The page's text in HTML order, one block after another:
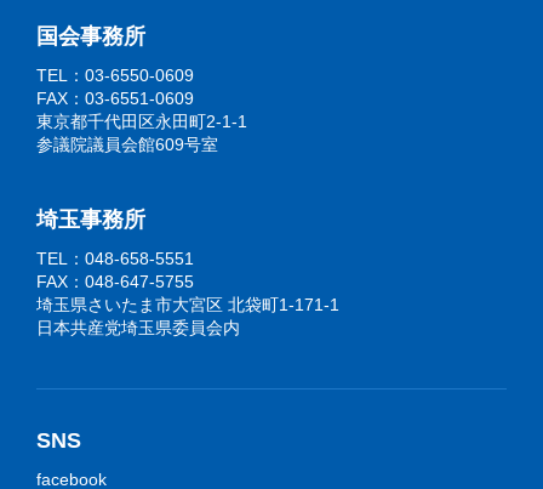
国会事務所
TEL：03-6550-0609
FAX：03-6551-0609
東京都千代田区永田町2-1-1
参議院議員会館609号室
埼玉事務所
TEL：048-658-5551
FAX：048-647-5755
埼玉県さいたま市大宮区 北袋町1-171-1
日本共産党埼玉県委員会内
SNS
facebook